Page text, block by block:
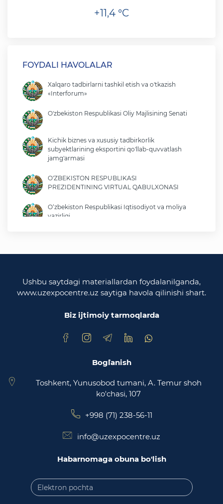
+11,4 °C
FOYDALI HAVOLALAR
Xalqaro tadbirlarni tashkil etish va o'tkazish
«Interforum»
O'zbekiston Respublikasi Oliy Majlisining Senati
Kichik biznes va xususiy tadbirkorlik
subyektlarining eksportini qo'llab-quvvatlash
jamg'armasi
O'ZBEKISTON RESPUBLIKASI
PREZIDENTINING VIRTUAL QABULXONASI
O‘zbekiston Respublikasi Iqtisodiyot va moliya
vazirligi
O‘zbekiston Respublikasi Adliya vazirligi
Trade Uzbekistan milliy eksportbop savdo
Ushbu saytdagi materiallardan foydalanilganda,
www.uzexpocentre.uz saytiga havola qilinishi shart.
Biz ijtimoiy tarmoqlarda
Bog`lanish
Toshkent, Yunusobod tumani, A. Temur shoh
ko'chasi, 107
+998 (71) 238-56-11
info@uzexpocentre.uz
Habarnomaga obuna bo'lish